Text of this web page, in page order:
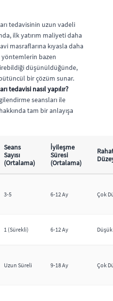
tedavisinin uzun vadeli
ilk yatırım maliyeti daha
masraflarına kıyasla daha
yöntemlerin bazen
düşünüldüğünde,
bir çözüm sunar.
tedavisi nasıl yapılır?
seansları ile
tam bir anlayışa
Seans
Sayısı
(Ortalama)
İyileşme
Süresi
(Ortalama)
3-5 6-12 Ay Çok
1 (Sürekli) 6-12 Ay Düşük
Uzun Süreli 9-18 Ay Çok